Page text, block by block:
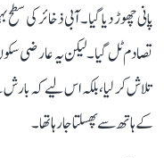
پانی چھوڑ دیا گیا۔ آبی ذخائر کی
تصادم ٹل گیا۔ لیکن یہ عارضی
تلاش کر لیا، بلکہ اس لیے کہ
کے ہاتھ سے پھسلتا جا رہا تھا۔